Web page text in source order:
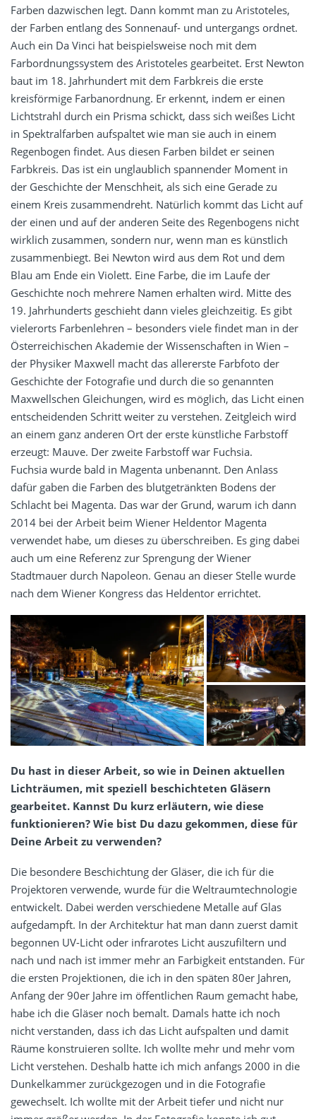
Farben dazwischen legt. Dann kommt man zu Aristoteles,
der Farben entlang des Sonnenauf- und untergangs ordnet.
Auch ein Da Vinci hat beispielsweise noch mit dem
Farbordnungssystem des Aristoteles gearbeitet. Erst Newton
baut im 18. Jahrhundert mit dem Farbkreis die erste
kreisförmige Farbanordnung. Er erkennt, indem er einen
Lichtstrahl durch ein Prisma schickt, dass sich weißes Licht
in Spektralfarben aufspaltet wie man sie auch in einem
Regenbogen findet. Aus diesen Farben bildet er seinen
Farbkreis. Das ist ein unglaublich spannender Moment in
der Geschichte der Menschheit, als sich eine Gerade zu
einem Kreis zusammendreht. Natürlich kommt das Licht auf
der einen und auf der anderen Seite des Regenbogens nicht
wirklich zusammen, sondern nur, wenn man es künstlich
zusammenbiegt. Bei Newton wird aus dem Rot und dem
Blau am Ende ein Violett. Eine Farbe, die im Laufe der
Geschichte noch mehrere Namen erhalten wird. Mitte des
19. Jahrhunderts geschieht dann vieles gleichzeitig. Es gibt
vielerorts Farbenlehren – besonders viele findet man in der
Österreichischen Akademie der Wissenschaften in Wien –
der Physiker Maxwell macht das allererste Farbfoto der
Geschichte der Fotografie und durch die so genannten
Maxwellschen Gleichungen, wird es möglich, das Licht einen
entscheidenden Schritt weiter zu verstehen. Zeitgleich wird
an einem ganz anderen Ort der erste künstliche Farbstoff
erzeugt: Mauve. Der zweite Farbstoff war Fuchsia.
Fuchsia wurde bald in Magenta unbenannt. Den Anlass
dafür gaben die Farben des blutgetränkten Bodens der
Schlacht bei Magenta. Das war der Grund, warum ich dann
2014 bei der Arbeit beim Wiener Heldentor Magenta
verwendet habe, um dieses zu überschreiben. Es ging dabei
auch um eine Referenz zur Sprengung der Wiener
Stadtmauer durch Napoleon. Genau an dieser Stelle wurde
nach dem Wiener Kongress das Heldentor errichtet.
Du hast in dieser Arbeit, so wie in Deinen aktuellen
Lichträumen, mit speziell beschichteten Gläsern
gearbeitet. Kannst Du kurz erläutern, wie diese
funktionieren? Wie bist Du dazu gekommen, diese für
Deine Arbeit zu verwenden?
Die besondere Beschichtung der Gläser, die ich für die
Projektoren verwende, wurde für die Weltraumtechnologie
entwickelt. Dabei werden verschiedene Metalle auf Glas
aufgedampft. In der Architektur hat man dann zuerst damit
begonnen UV-Licht oder infrarotes Licht auszufiltern und
nach und nach ist immer mehr an Farbigkeit entstanden. Für
die ersten Projektionen, die ich in den späten 80er Jahren,
Anfang der 90er Jahre im öffentlichen Raum gemacht habe,
habe ich die Gläser noch bemalt. Damals hatte ich noch
nicht verstanden, dass ich das Licht aufspalten und damit
Räume konstruieren sollte. Ich wollte mehr und mehr vom
Licht verstehen. Deshalb hatte ich mich anfangs 2000 in die
Dunkelkammer zurückgezogen und in die Fotografie
gewechselt. Ich wollte mit der Arbeit tiefer und nicht nur